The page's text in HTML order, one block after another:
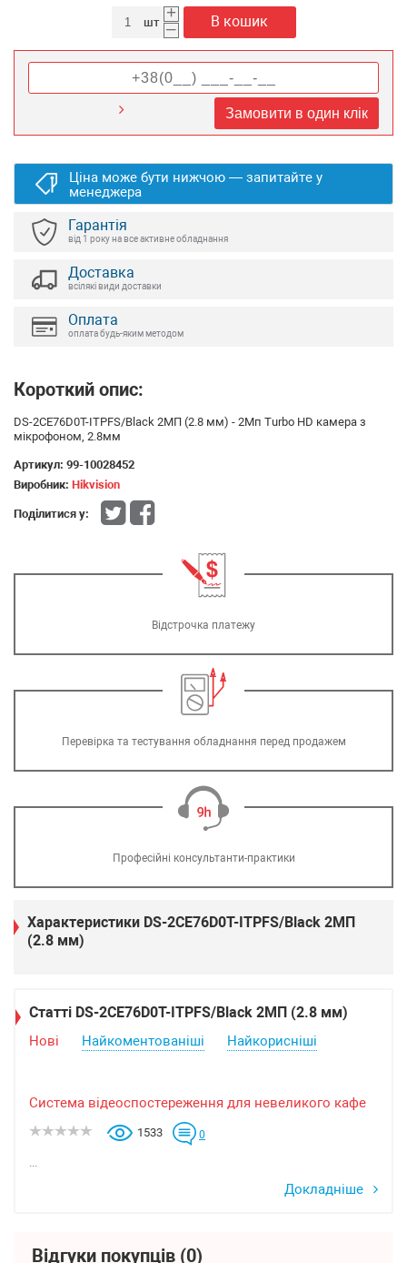
+
–
В кошик
шт
Замовити в один клік
Ціна може бути нижчою — запитайте у
менеджера
Гарантія
від 1 року на все активне обладнання
Доставка
всілякі види доставки
Оплата
оплата будь-яким методом
Короткий опис:
DS-2CE76D0T-ITPFS/Black 2МП (2.8 мм) - 2Мп Turbo HD камера з
мікрофоном, 2.8мм
Артикул: 99-10028452
Виробник: Hikvision
Поділитися у:
Відстрочка платежу
Перевірка та тестування обладнання перед продажем
Професійні консультанти-практики
Характеристики DS-2CE76D0T-ITPFS/Black 2МП
(2.8 мм)
Статті DS-2CE76D0T-ITPFS/Black 2МП (2.8 мм)
Нові Найкоментованіші Найкорисніші
Система відеоспостереження для невеликого кафе
1533 0
...
Докладніше
Відгуки покупців (0)